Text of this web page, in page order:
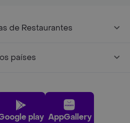
de Restaurantes
países
play AppGallery